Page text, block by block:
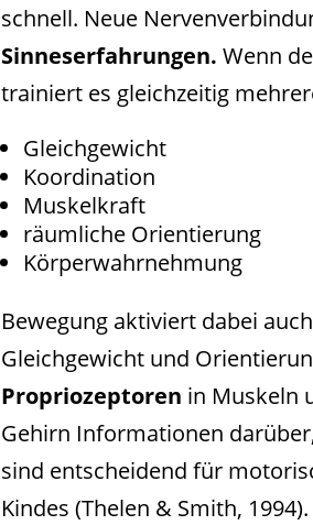
schnell. Neue
Sinneserfahrungen. Wenn
trainiert es gleichzeitig
Gleichgewicht
Koordination
Muskelkraft
räumliche Orientierung
Körperwahrnehmung
Bewegung aktiviert dabei
Gleichgewicht und
Propriozeptoren in Muskeln
Gehirn Informationen
sind entscheidend für
Kindes (Thelen & Smith, 1994).